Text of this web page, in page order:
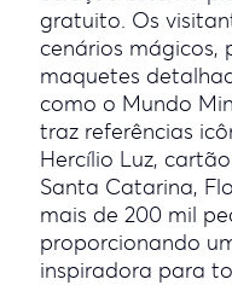
gratuito. Os
cenários mágicos,
maquetes
como o Mundo
traz referências
Hercílio Luz,
Santa Catarina,
mais de 200 mil
proporcionando
inspiradora para